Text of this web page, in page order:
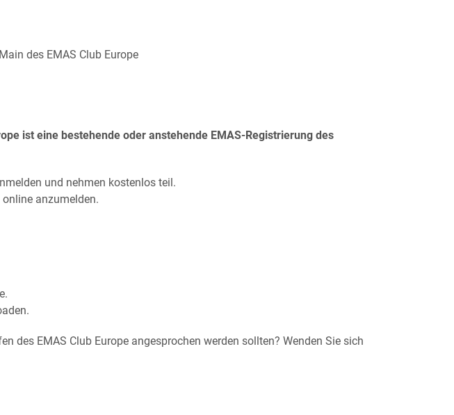
des EMAS Club Europe
ist eine bestehende oder anstehende EMAS-Registrierung des
und nehmen kostenlos teil.
anzumelden.
des EMAS Club Europe angesprochen werden sollten? Wenden Sie sich